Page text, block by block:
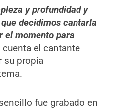
y profundidad y
decidimos cantarla
el momento para
cuenta el cantante
su propia
fue grabado en